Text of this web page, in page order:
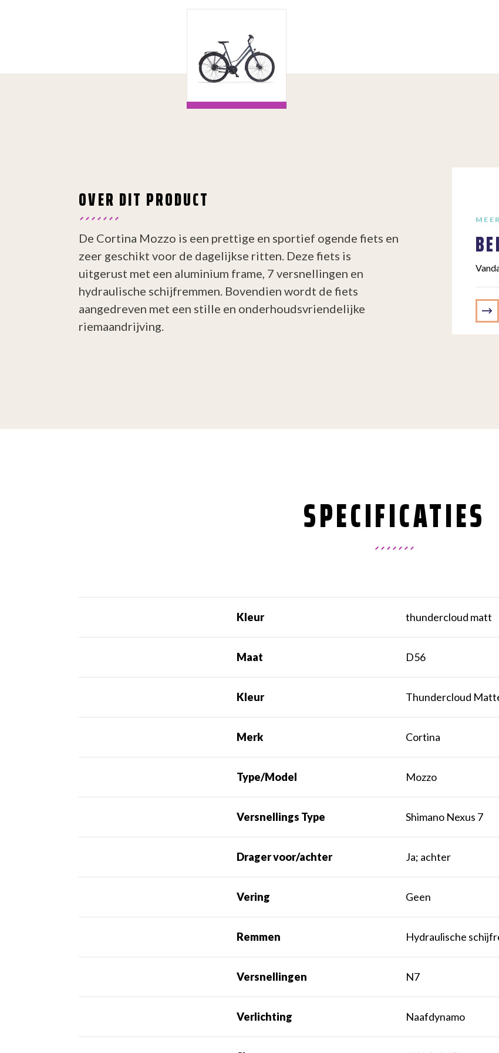
OVER DIT PRODUCT
De Cortina Mozzo is een prettige en sportief ogende fiets en
zeer geschikt voor de dagelijkse ritten. Deze fiets is
uitgerust met een aluminium frame, 7 versnellingen en
hydraulische schijfremmen. Bovendien wordt de fiets
aangedreven met een stille en onderhoudsvriendelijke
riemaandrijving.
SPECIFICATIES
Kleur thundercloud matt
Maat D56
Kleur Thundercloud
Merk Cortina
Type/Model Mozzo
Versnellings Type Shimano Nexus 7
Drager voor/achter Ja; achter
Vering Geen
Remmen Hydraulische
Versnellingen N7
Verlichting Naafdynamo